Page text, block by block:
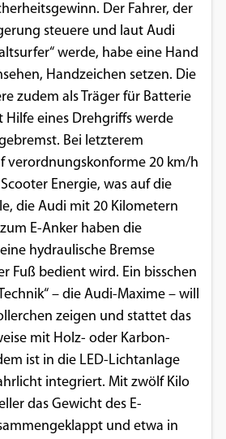
Der Fahrer, der
steuere und laut Audi
werde, habe eine Hand
Handzeichen setzen. Die
zudem als Träger für Batterie
Hilfe eines Drehgriffs werde
Bei letzterem
verordnungskonforme 20 km/h
Energie, was auf die
die Audi mit 20 Kilometern
E-Anker haben die
hydraulische Bremse
Fuß bedient wird. Ein bisschen
– die Audi-Maxime – will
zeigen und stattet das
mit Holz- oder Karbon-
ist in die LED-Lichtanlage
integriert. Mit zwölf Kilo
das Gewicht des E-
und etwa in